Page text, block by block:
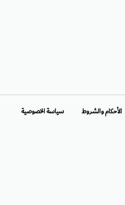
الأحكام والشروط سياسة الخصوصية